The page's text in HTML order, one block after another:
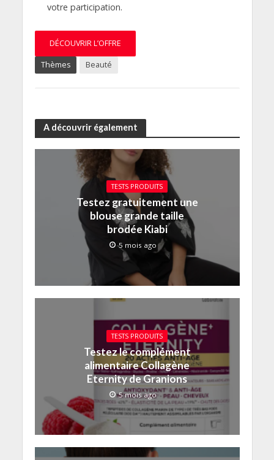
votre participation.
DÉCOUVRIR L’OFFRE
Thèmes Beauté
A découvrir également
TESTS PRODUITS
Testez gratuitement une
blouse grande taille
brodée Kiabi
5 mois ago
TESTS PRODUITS
Testez le complément
alimentaire Collagène
Eternity de Granions
5 mois ago